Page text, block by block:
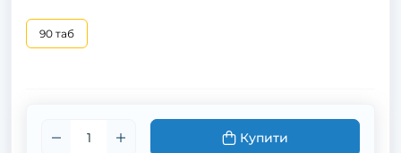
90 таб
Купити